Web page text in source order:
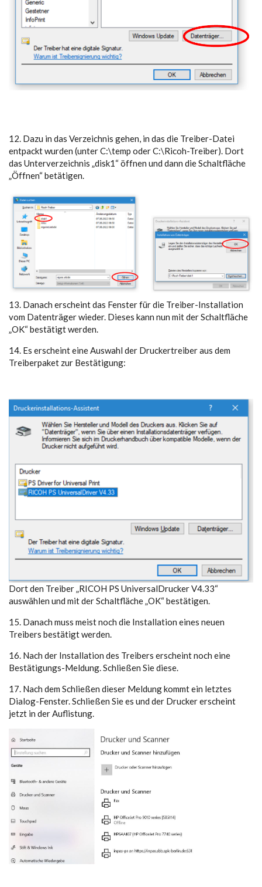
12. Dazu in das Verzeichnis gehen, in das die Treiber-Datei
entpackt wurden (unter C:\temp oder C:\Ricoh-Treiber). Dort
das Unterverzeichnis „disk1“ öffnen und dann die Schaltfläche
„Öffnen“ betätigen.
13. Danach erscheint das Fenster für die Treiber-Installation
vom Datenträger wieder. Dieses kann nun mit der Schaltfläche
„OK“ bestätigt werden.
14. Es erscheint eine Auswahl der Druckertreiber aus dem
Treiberpaket zur Bestätigung:
Dort den Treiber „RICOH PS UniversalDrucker V4.33“
auswählen und mit der Schaltfläche „OK“ bestätigen.
15. Danach muss meist noch die Installation eines neuen
Treibers bestätigt werden.
16. Nach der Installation des Treibers erscheint noch eine
Bestätigungs-Meldung. Schließen Sie diese.
17. Nach dem Schließen dieser Meldung kommt ein letztes
Dialog-Fenster. Schließen Sie es und der Drucker erscheint
jetzt in der Auflistung.